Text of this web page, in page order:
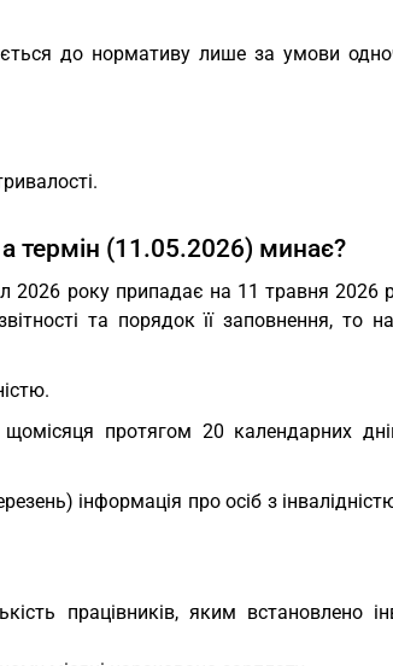
до нормативу лише за умови
термін (11.05.2026) минає?
2026 року припадає на 11 травня 2026
та порядок її заповнення, то
протягом 20 календарних
інформація про осіб з
працівників, яким встановлено